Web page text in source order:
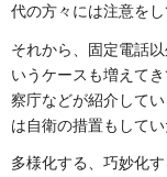
代の方々には注意を
それから、固定電話
いうケースも増えて
察庁などが紹介して
は自衛の措置もして
多様化する、巧妙化